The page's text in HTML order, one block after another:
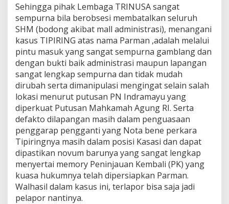
Sehingga pihak Lembaga TRINUSA sangat
sempurna bila berobsesi membatalkan seluruh
SHM (bodong akibat mall administrasi), menangani
kasus TIPIRING atas nama Parman ,adalah melalui
pintu masuk yang sangat sempurna gamblang dan
dengan bukti baik administrasi maupun lapangan
sangat lengkap sempurna dan tidak mudah
dirubah serta dimanipulasi mengingat selain salah
lokasi menurut putusan PN Indramayu yang
diperkuat Putusan Mahkamah Agung RI. Serta
defakto dilapangan masih dalam penguasaan
penggarap pengganti yang Nota bene perkara
Tipiringnya masih dalam posisi Kasasi dan dapat
dipastikan novum barunya yang sangat lengkap
menyertai memory Peninjauan Kembali (PK) yang
kuasa hukumnya telah dipersiapkan Parman.
Walhasil dalam kasus ini, terlapor bisa saja jadi
pelapor nantinya.